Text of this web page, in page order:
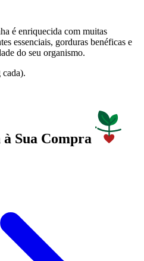
é enriquecida com muitas
essenciais, gorduras benéficas e
do seu organismo.
Sua Compra